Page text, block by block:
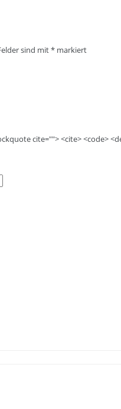
sind mit* markiert
cite=""> <cite> <code>